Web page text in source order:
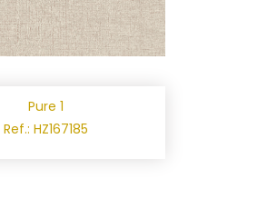
Pure 1
Ref.: HZ167185